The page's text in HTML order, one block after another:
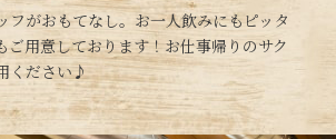
フがおもてなし。お一人飲みにもピッタ
ご用意しております！お仕事帰りのサク
ください♪